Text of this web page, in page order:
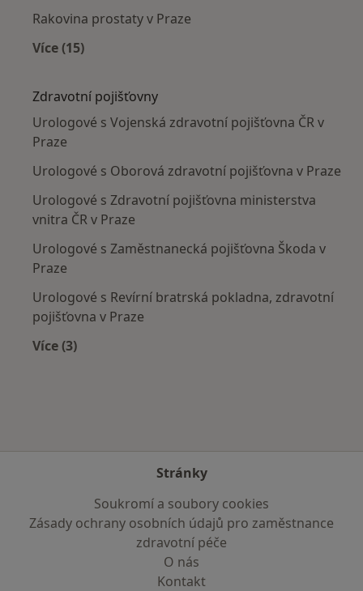
Rakovina prostaty v Praze
Více (15)
Zdravotní pojišťovny
Urologové s Vojenská zdravotní pojišťovna ČR v
Praze
Urologové s Oborová zdravotní pojišťovna v Praze
Urologové s Zdravotní pojišťovna ministerstva
vnitra ČR v Praze
Urologové s Zaměstnanecká pojišťovna Škoda v
Praze
Urologové s Revírní bratrská pokladna, zdravotní
pojišťovna v Praze
Více (3)
Stránky
Soukromí a soubory cookies
Zásady ochrany osobních údajů pro zaměstnance
zdravotní péče
O nás
Kontakt